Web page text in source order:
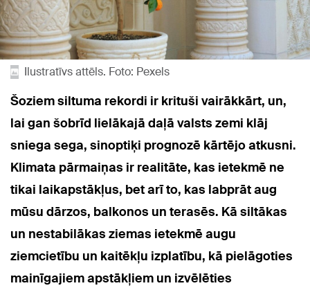
Ilustratīvs attēls. Foto: Pexels
Šoziem siltuma rekordi ir krituši vairākkārt, un,
lai gan šobrīd lielākajā daļā valsts zemi klāj
sniega sega, sinoptiķi prognozē kārtējo atkusni.
Klimata pārmaiņas ir realitāte, kas ietekmē ne
tikai laikapstākļus, bet arī to, kas labprāt aug
mūsu dārzos, balkonos un terasēs. Kā siltākas
un nestabilākas ziemas ietekmē augu
ziemcietību un kaitēkļu izplatību, kā pielāgoties
mainīgajiem apstākļiem un izvēlēties